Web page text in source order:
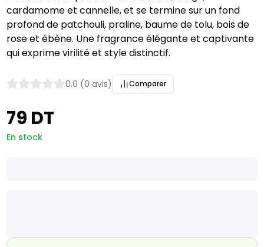
cardamome et cannelle, et se termine sur un fond
profond de patchouli, praline, baume de tolu, bois de
rose et ébène. Une fragrance élégante et captivante
qui exprime virilité et style distinctif.
0.0 (0 avis) Comparer
79 DT
En stock